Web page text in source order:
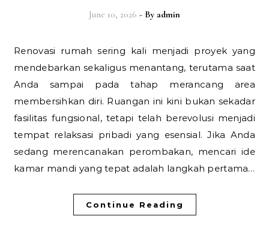
June 10, 2026 - By admin
Renovasi rumah sering kali menjadi proyek yang
mendebarkan sekaligus menantang, terutama saat
Anda sampai pada tahap merancang area
membersihkan diri. Ruangan ini kini bukan sekadar
fasilitas fungsional, tetapi telah berevolusi menjadi
tempat relaksasi pribadi yang esensial. Jika Anda
sedang merencanakan perombakan, mencari ide
kamar mandi yang tepat adalah langkah pertama…
Continue Reading